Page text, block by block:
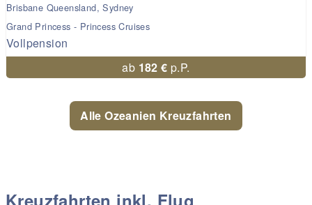
Brisbane Queensland, Sydney
Grand Princess - Princess Cruises
Vollpension
ab 182 € p.P.
Alle Ozeanien Kreuzfahrten